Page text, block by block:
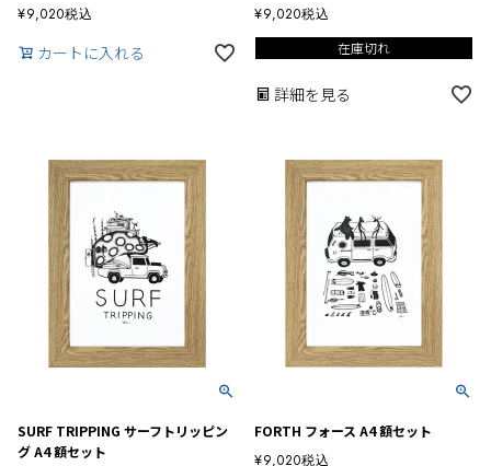
¥9,020税込
カートに入れる
¥9,020税込
在庫切れ
詳細を見る
SURF TRIPPING サーフトリッピン
グ A4 額セット
FORTH フォース A4 額セット
¥9,020税込